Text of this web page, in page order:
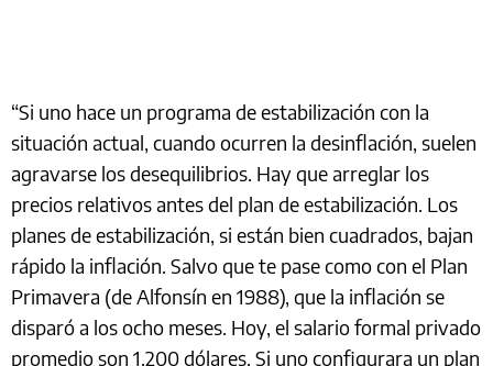
“Si uno hace un programa de estabilización con la
situación actual, cuando ocurren la desinflación, suelen
agravarse los desequilibrios. Hay que arreglar los
precios relativos antes del plan de estabilización. Los
planes de estabilización, si están bien cuadrados, bajan
rápido la inflación. Salvo que te pase como con el Plan
Primavera (de Alfonsín en 1988), que la inflación se
disparó a los ocho meses. Hoy, el salario formal privado
promedio son 1.200 dólares. Si uno configurara un plan